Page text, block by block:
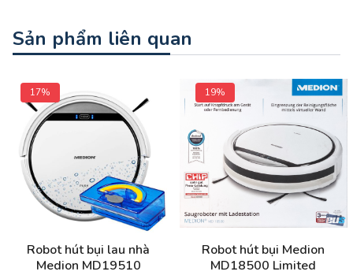
Sản phẩm liên quan
17%
Robot hút bụi lau nhà
Medion MD19510
19%
Robot hút bụi Medion
MD18500 Limited